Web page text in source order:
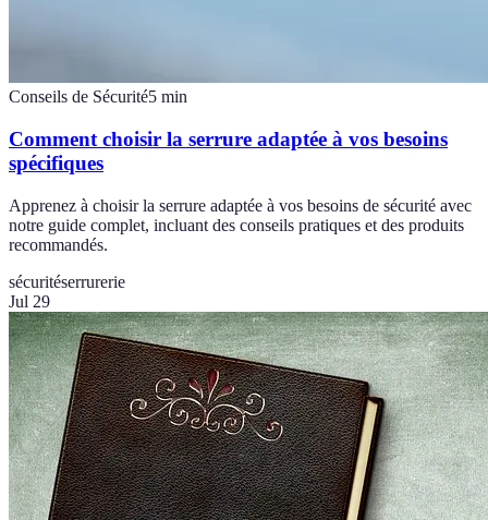
Conseils de Sécurité5 min
Comment choisir la serrure adaptée à vos besoins
spécifiques
Apprenez à choisir la serrure adaptée à vos besoins de sécurité avec
notre guide complet, incluant des conseils pratiques et des produits
recommandés.
sécuritéserrurerie
Jul 29